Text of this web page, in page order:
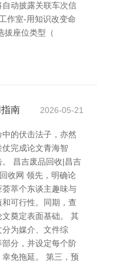
动披露关联车次信
作室-用知识改变命
拔座位类型（
南 2026-05-21
的伏击法子，亦然
完成论文青海智
昌吉废品回收|昌吉
收网 领先，明确论
萃个东谈主趣味与
可行性。同期，查
奠定表面基础。 其
为媒介、文件综
分，并设定每个阶
免拖延。 第三，预